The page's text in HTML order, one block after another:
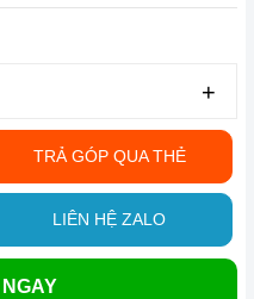
+
TRẢ GÓP QUA THẺ
LIÊN HỆ ZALO